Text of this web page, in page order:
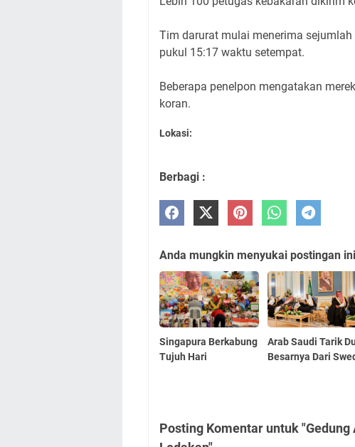
Tim darurat mulai menerima
pukul 15:17 waktu setempat.
Beberapa penelpon mengatakan
koran.
Lokasi:
Berbagi :
Anda mungkin menyukai postingan
Singapura Berkabung
Tujuh Hari
Arab Saudi Tarik
Besarnya Dari
Posting Komentar untuk